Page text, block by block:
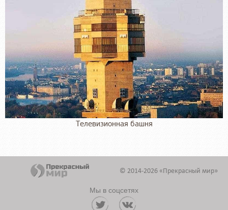
Телевизионная башня
© 2014-2026 «Прекрасный мир»
Мы в соцсетях